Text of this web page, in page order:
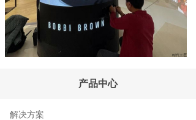
产品中心
解决方案